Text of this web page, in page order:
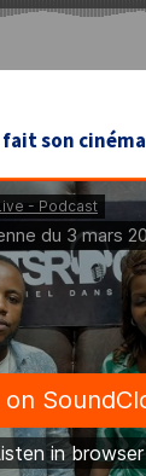
fait son cinéma